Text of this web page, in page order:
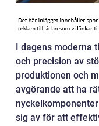
I dagens moderna
och precision av
produktionen och
avgörande att ha
sig av för att